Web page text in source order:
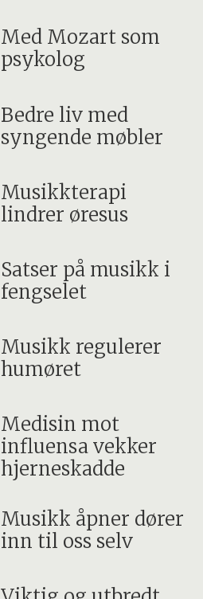
Med Mozart som
psykolog
Bedre liv med
syngende møbler
Musikkterapi
lindrer øresus
Satser på musikk i
fengselet
Musikk regulerer
humøret
Medisin mot
influensa vekker
hjerneskadde
Musikk åpner dører
inn til oss selv